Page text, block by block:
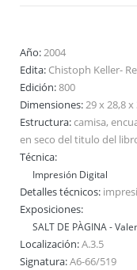
Año:2004
Edita: Chistoph Keller-
Edición:800
Dimensiones:29 x 28,8 x
Estructura:camisa,
en seco del titulo del
Técnica:
Impresión Digital
Detalles técnicos:
Exposiciones:
SALT DE PÀGINA -
Localización:A.3.5
Signatura:A6-66/519